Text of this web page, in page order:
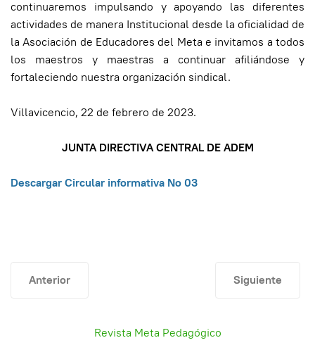
continuaremos impulsando y apoyando las diferentes
actividades de manera Institucional desde la oficialidad de
la Asociación de Educadores del Meta e invitamos a todos
los maestros y maestras a continuar afiliándose y
fortaleciendo nuestra organización sindical.
Villavicencio, 22 de febrero de 2023.
JUNTA DIRECTIVA CENTRAL DE ADEM
Descargar Circular informativa No 03
Artículo anterior: Delegación ADEM a Bogotá 28 de
Anterior Artículo
Siguiente
Revista Meta Pedagógico